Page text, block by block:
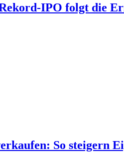
IPO folgt die
So steigern